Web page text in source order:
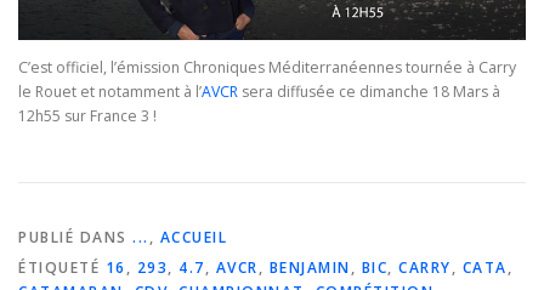
C’est officiel, l’émission Chroniques Méditerranéennes tournée à Carry
le Rouet et notamment à l’AVCR sera diffusée ce dimanche 18 Mars à
12h55 sur France 3 !
PUBLIÉ DANS ... , ACCUEIL
ÉTIQUETÉ 16 , 293, 4.7, AVCR, BENJAMIN, BIC, CARRY, CATA,